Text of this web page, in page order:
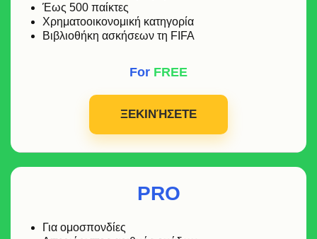
Έως 500 παίκτες
Χρηματοοικονομική κατηγορία
Βιβλιοθήκη ασκήσεων τη FIFA
For FREE
ΞΕΚΙΝΉΣΕΤΕ
PRO
Για ομοσπονδίες